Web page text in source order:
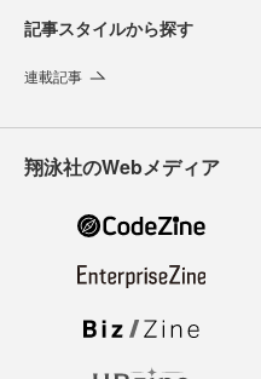
記事スタイルから探す
連載記事
翔泳社のWebメディア